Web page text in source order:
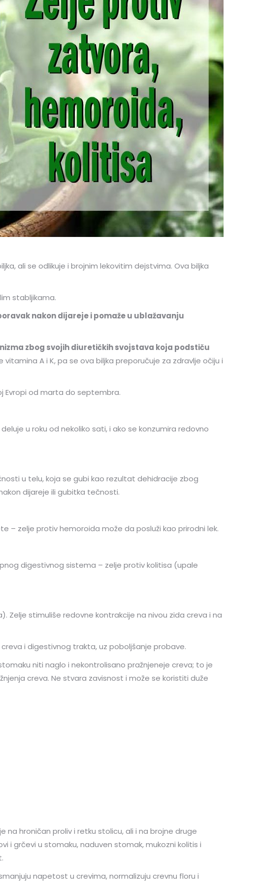
ali se odlikuje i brojnim lekovitim dejstvima. Ova biljka
stabljikama.
nakon dijareje i pomaže u ublažavanju
zbog svojih diuretičkih svojstava koja podstiču
A i K, pa se ova biljka preporučuje za zdravlje očiju i
Evropi od marta do septembra.
u roku od nekoliko sati, i ako se konzumira redovno
u telu, koja se gubi kao rezultat dehidracije zbog
dijareje ili gubitka tečnosti.
– zelje protiv hemoroida može da posluži kao prirodni lek.
digestivnog sistema – zelje protiv kolitisa (upale
stimuliše redovne kontrakcije na nivou zida creva i na
i digestivnog trakta, uz poboljšanje probave.
niti naglo i nekontrolisano pražnjeneje creva; to je
creva. Ne stvara zavisnost i može se koristiti duže
na hroničan proliv i retku stolicu, ali i na brojne druge
i grčevi u stomaku, naduven stomak, mukozni kolitis i
napetost u crevima, normalizuju crevnu floru i